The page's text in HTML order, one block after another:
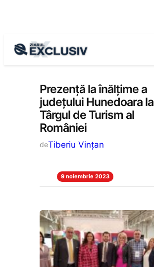
Stiri la zi
Prezență la înălțime a
județului Hunedoara la
Târgul de Turism al
României
deTiberiu Vințan
9 noiembrie 2023